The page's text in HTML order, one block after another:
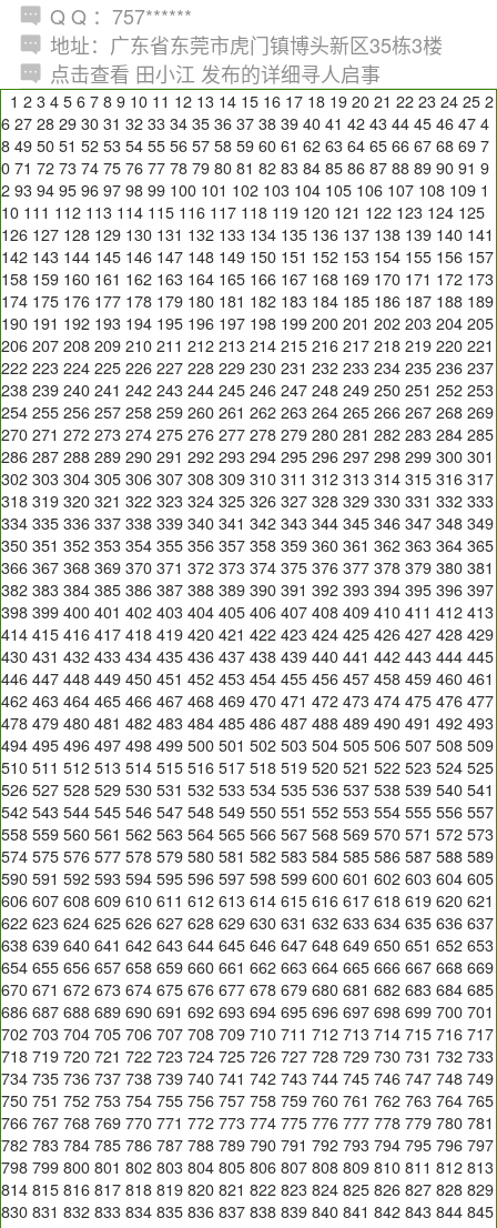
Q Q ：757******
地址：广东省东莞市虎门镇博头新区35栋3楼
点击查看 田小江 发布的详细寻人启事
1 2 3 4 5 6 7 8 9 10 11 12 13 14 15 16 17 18 19 20 21 22 23 24 25 2
6 27 28 29 30 31 32 33 34 35 36 37 38 39 40 41 42 43 44 45 46 47 4
8 49 50 51 52 53 54 55 56 57 58 59 60 61 62 63 64 65 66 67 68 69 7
0 71 72 73 74 75 76 77 78 79 80 81 82 83 84 85 86 87 88 89 90 91 9
2 93 94 95 96 97 98 99 100 101 102 103 104 105 106 107 108 109 1
10 111 112 113 114 115 116 117 118 119 120 121 122 123 124 125
126 127 128 129 130 131 132 133 134 135 136 137 138 139 140 141
142 143 144 145 146 147 148 149 150 151 152 153 154 155 156 157
158 159 160 161 162 163 164 165 166 167 168 169 170 171 172 173
174 175 176 177 178 179 180 181 182 183 184 185 186 187 188 189
190 191 192 193 194 195 196 197 198 199 200 201 202 203 204 205
206 207 208 209 210 211 212 213 214 215 216 217 218 219 220 221
222 223 224 225 226 227 228 229 230 231 232 233 234 235 236 237
238 239 240 241 242 243 244 245 246 247 248 249 250 251 252 253
254 255 256 257 258 259 260 261 262 263 264 265 266 267 268 269
270 271 272 273 274 275 276 277 278 279 280 281 282 283 284 285
286 287 288 289 290 291 292 293 294 295 296 297 298 299 300 301
302 303 304 305 306 307 308 309 310 311 312 313 314 315 316 317
318 319 320 321 322 323 324 325 326 327 328 329 330 331 332 333
334 335 336 337 338 339 340 341 342 343 344 345 346 347 348 349
350 351 352 353 354 355 356 357 358 359 360 361 362 363 364 365
366 367 368 369 370 371 372 373 374 375 376 377 378 379 380 381
382 383 384 385 386 387 388 389 390 391 392 393 394 395 396 397
398 399 400 401 402 403 404 405 406 407 408 409 410 411 412 413
414 415 416 417 418 419 420 421 422 423 424 425 426 427 428 429
430 431 432 433 434 435 436 437 438 439 440 441 442 443 444 445
446 447 448 449 450 451 452 453 454 455 456 457 458 459 460 461
462 463 464 465 466 467 468 469 470 471 472 473 474 475 476 477
478 479 480 481 482 483 484 485 486 487 488 489 490 491 492 493
494 495 496 497 498 499 500 501 502 503 504 505 506 507 508 509
510 511 512 513 514 515 516 517 518 519 520 521 522 523 524 525
526 527 528 529 530 531 532 533 534 535 536 537 538 539 540 541
542 543 544 545 546 547 548 549 550 551 552 553 554 555 556 557
558 559 560 561 562 563 564 565 566 567 568 569 570 571 572 573
574 575 576 577 578 579 580 581 582 583 584 585 586 587 588 589
590 591 592 593 594 595 596 597 598 599 600 601 602 603 604 605
606 607 608 609 610 611 612 613 614 615 616 617 618 619 620 621
622 623 624 625 626 627 628 629 630 631 632 633 634 635 636 637
638 639 640 641 642 643 644 645 646 647 648 649 650 651 652 653
654 655 656 657 658 659 660 661 662 663 664 665 666 667 668 669
670 671 672 673 674 675 676 677 678 679 680 681 682 683 684 685
686 687 688 689 690 691 692 693 694 695 696 697 698 699 700 701
702 703 704 705 706 707 708 709 710 711 712 713 714 715 716 717
718 719 720 721 722 723 724 725 726 727 728 729 730 731 732 733
734 735 736 737 738 739 740 741 742 743 744 745 746 747 748 749
750 751 752 753 754 755 756 757 758 759 760 761 762 763 764 765
766 767 768 769 770 771 772 773 774 775 776 777 778 779 780 781
782 783 784 785 786 787 788 789 790 791 792 793 794 795 796 797
798 799 800 801 802 803 804 805 806 807 808 809 810 811 812 813
814 815 816 817 818 819 820 821 822 823 824 825 826 827 828 829
830 831 832 833 834 835 836 837 838 839 840 841 842 843 844 845